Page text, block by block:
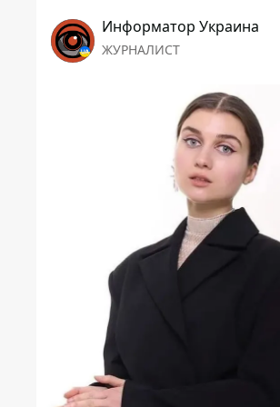
Информатор Украина
ЖУРНАЛИСТ